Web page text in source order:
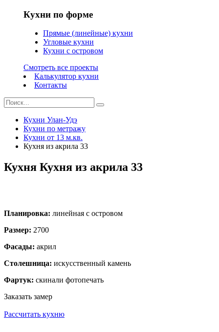
Кухни по форме
Прямые (линейные) кухни
Угловые кухни
Кухни с островом
Смотреть все проекты
Калькулятор кухни
Контакты
Кухни Улан-Удэ
Кухни по метражу
Кухни от 13 м.кв.
Кухня из акрила 33
Кухня Кухня из акрила 33
Планировка: линейная с островом
Размер: 2700
Фасады: акрил
Столешница: искусственный камень
Фартук: скинали фотопечать
Заказать замер
Рассчитать кухню